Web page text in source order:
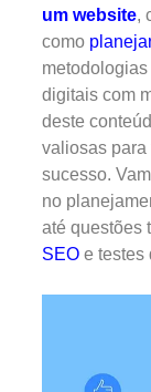
um website,
como
digitais com
deste
valiosas para
sucesso.
no
até questões
SEO e testes